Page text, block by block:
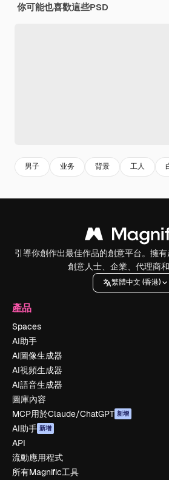
你可能也喜歡這些PSD
男子 业务 背景 工人
引導你創作出最佳作品的創意平台。擁
創意人士、企業、代理商和
繁體中文 (香港)
產品
Spaces
AI助手
AI圖像生成器
AI視頻生成器
AI語音生成器
圖庫內容
MCP用於Claude/ChatGPT 新增
AI助手 新增
API
流動應用程式
所有Magnific工具